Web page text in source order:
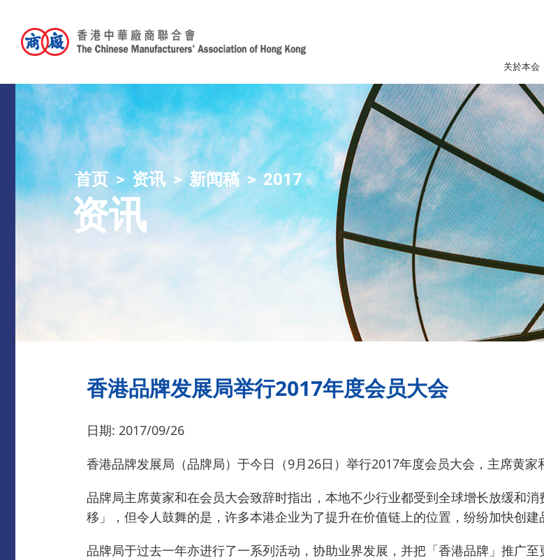
关於本会
首页 资讯 新闻稿 2017
资讯
香港品牌发展局举行2017年度会员大会
日期: 2017/09/26
香港品牌发展局（品牌局）于今日（9月26日）举行2017年度会员大会，主席黄家
品牌局主席黄家和在会员大会致辞时指出，本地不少行业都受到全球增长放缓和
移」，但令人鼓舞的是，许多本港企业为了提升在价值链上的位置，纷纷加快创建
品牌局于过去一年亦进行了一系列活动，协助业界发展，并把「香港品牌」推广至